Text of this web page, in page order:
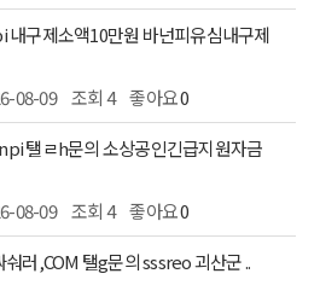
08-09 조회 4 좋아요0
08-09 조회 4 좋아요0
러,COM 탤g문의 sssreo 괴산군 ..